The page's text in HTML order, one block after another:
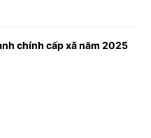
chính cấp xã năm 2025